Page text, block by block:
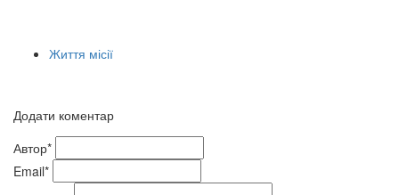
Життя місії
Додати коментар
Автор*
Email*